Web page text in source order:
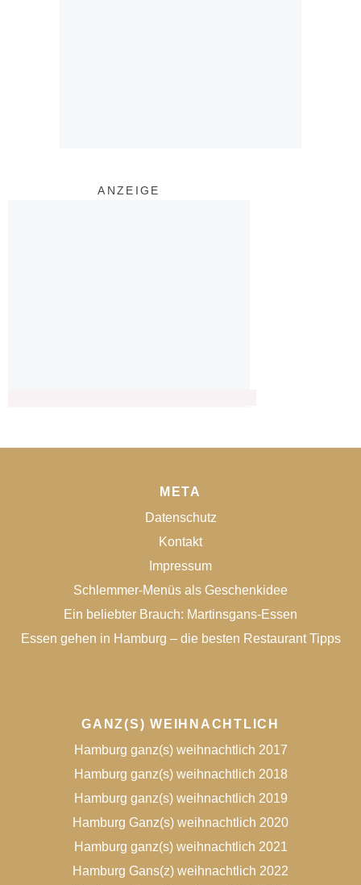
ANZEIGE
META
Datenschutz
Kontakt
Impressum
Schlemmer-Menüs als Geschenkidee
Ein beliebter Brauch: Martinsgans-Essen
Essen gehen in Hamburg – die besten Restaurant Tipps
GANZ(S) WEIHNACHTLICH
Hamburg ganz(s) weihnachtlich 2017
Hamburg ganz(s) weihnachtlich 2018
Hamburg ganz(s) weihnachtlich 2019
Hamburg Ganz(s) weihnachtlich 2020
Hamburg ganz(s) weihnachtlich 2021
Hamburg Gans(z) weihnachtlich 2022